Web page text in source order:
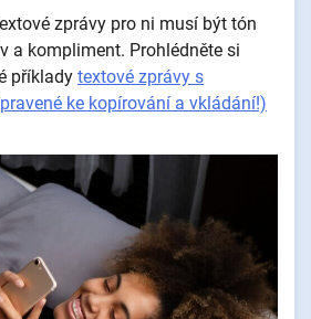
zprávy pro ni musí být tón
a kompliment. Prohlédněte si
příklady textové zprávy s
ke kopírování a vkládání!)